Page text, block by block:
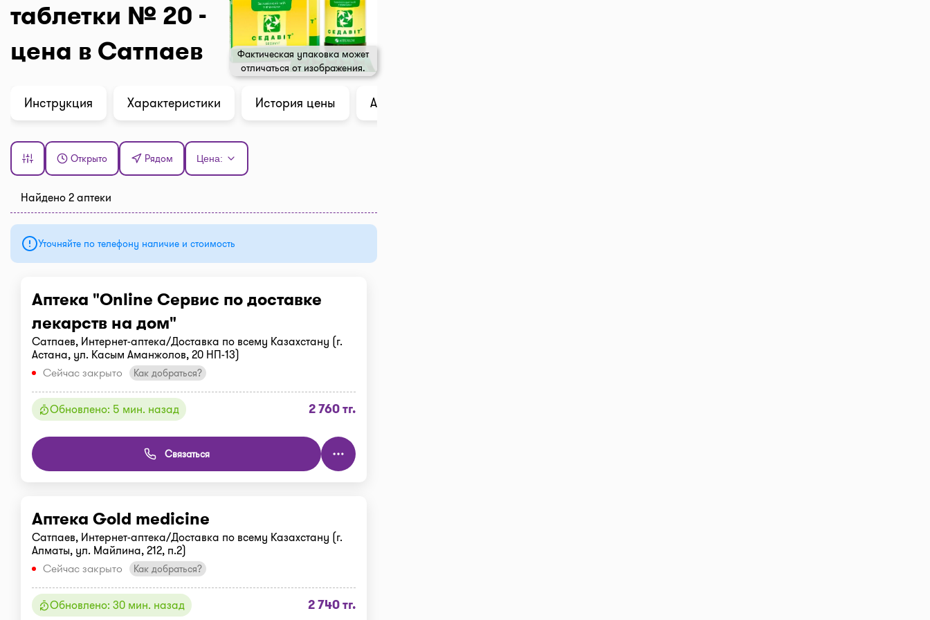
таблетки № 20 -
цена в Сатпаев
Фактическая упаковка может
отличаться от изображения.
Инструкция Характеристики История цены Анализ в ChatGPT
Открыто Рядом Цена:
Найдено 2 аптеки
Уточняйте по телефону наличие и стоимость
Аптека "Online Сервис по доставке
лекарств на дом"
Сатпаев, Интернет-аптека/Доставка по всему Казахстану (г.
Астана, ул. Касым Аманжолов, 20 НП-13)
Сейчас закрыто
Как добраться?
Обновлено: 5 мин. назад 2 760 тг.
Связаться
Аптека Gold medicine
Сатпаев, Интернет-аптека/Доставка по всему Казахстану (г.
Алматы, ул. Майлина, 212, п.2)
Сейчас закрыто
Как добраться?
Обновлено: 30 мин. назад 2 740 тг.